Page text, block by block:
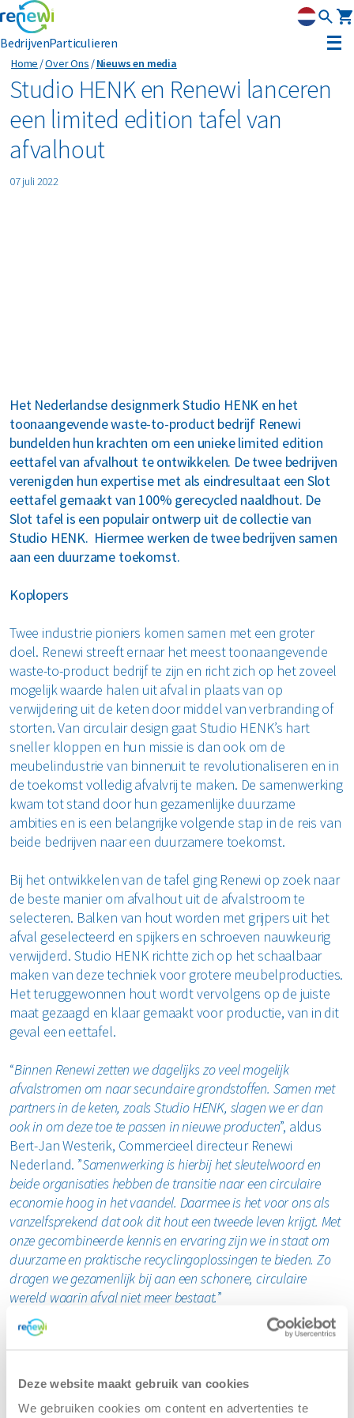
Deze website maakt gebruik van cookies
We gebruiken cookies om content en advertenties te
BedrijvenParticulieren
Strategie
Onze divisies
Duurzaamheid
Duurzaamheid
Leadership
ons
Home Over Ons Nieuws en media
Studio HENK en Renewi lanceren
een limited edition tafel van
afvalhout
07 juli 2022
Het Nederlandse designmerk Studio HENK en het
toonaangevende waste-to-product bedrijf Renewi
bundelden hun krachten om een unieke limited edition
eettafel van afvalhout te ontwikkelen. De twee bedrijven
verenigden hun expertise met als eindresultaat een Slot
eettafel gemaakt van 100% gerecycled naaldhout. De
Slot tafel is een populair ontwerp uit de collectievan
Studio HENK. Hiermee werken de twee bedrijven samen
aan een duurzame toekomst.
Koplopers
Twee industrie pioniers komen samen met een groter
doel. Renewi streeft ernaar het meest toonaangevende
waste-to-product bedrijf te zijn en richt zich op het zoveel
mogelijk waarde halen uit afval in plaats van op
verwijdering uit de keten door middel van verbranding of
storten. Van circulair design gaat Studio HENK’s hart
sneller kloppen en hun missie is dan ook om de
meubelindustrie van binnenuit te revolutionaliseren en in
de toekomst volledig afvalvrij te maken. De samenwerking
kwam tot stand door hun gezamenlijke duurzame
ambities en is een belangrijke volgende stap in de reis van
beide bedrijven naar een duurzamere toekomst.
Bij het ontwikkelen van de tafel ging Renewi op zoek naar
de beste manier om afvalhout uit de afvalstroom te
selecteren. Balken van hout worden met grijpers uit het
afval geselecteerd en spijkers en schroeven nauwkeurig
verwijderd. Studio HENK richtte zich op het schaalbaar
maken van deze techniek voor grotere meubelproducties.
Het teruggewonnen hout wordt vervolgens op de juiste
maat gezaagd en klaar gemaakt voor productie, van in dit
geval een eettafel.
“Binnen Renewi zetten we dagelijks zo veel mogelijk
afvalstromen om naar secundairegrondstoffen. Samen met
partners in de keten, zoals Studio HENK, slagen we er dan
ook in om deze toe te passen in nieuwe producten”, aldus
Bert-Jan Westerik, Commercieel directeur Renewi
Nederland. ”Samenwerking is hierbij het sleutelwoord en
beide organisaties hebben de transitie naar een circulaire
economie hoog in het vaandel. Daarmee is het voor ons als
vanzelfsprekend dat ook dit hout een tweede leven krijgt. Met
onze gecombineerde kennis en ervaring zijn we in staat om
duurzame en praktische recyclingoplossingen te bieden. Zo
dragen we gezamenlijk bij aan een schonere, circulaire
wereld waarin afval niet meer bestaat.”
Doelbewuste designmeubels
resultaat van een reeks stappen die Studio HENK zette
om een duurzamer meubelmerk te worden. Studio